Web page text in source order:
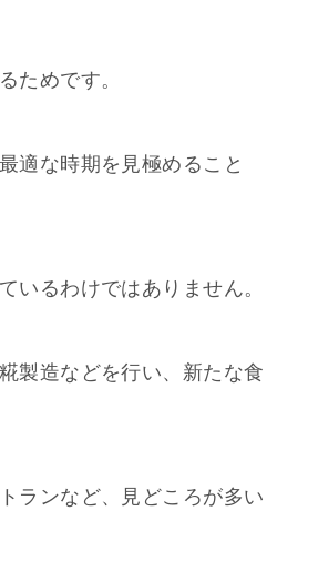
ためです。
適な時期を見極めること
いるわけではありません。
製造などを行い、新たな食
ランなど、見どころが多い